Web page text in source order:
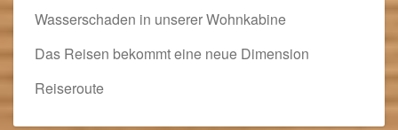
Wasserschaden in unserer Wohnkabine
Das Reisen bekommt eine neue Dimension
Reiseroute